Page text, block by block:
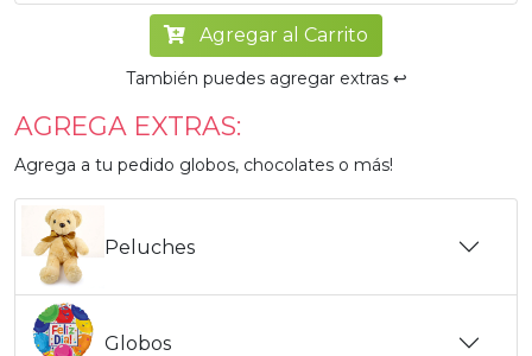
Agregar al Carrito
También puedes agregar extras ↩️
AGREGA EXTRAS:
Agrega a tu pedido globos, chocolates o más!
Peluches
Globos